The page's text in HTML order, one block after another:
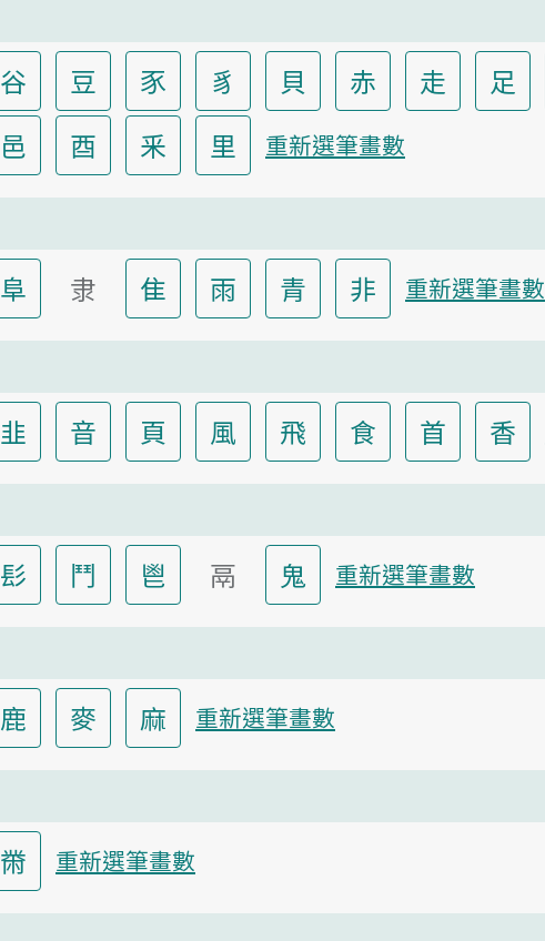
谷 豆 豕 豸 貝 赤 走 足
邑 酉 釆 里 重新選筆畫數
阜 隶 隹 雨 青 非 重新選筆畫數
韭 音 頁 風 飛 食 首 香
髟 鬥 鬯 鬲 鬼 重新選筆畫數
鹿 麥 麻 重新選筆畫數
黹 重新選筆畫數